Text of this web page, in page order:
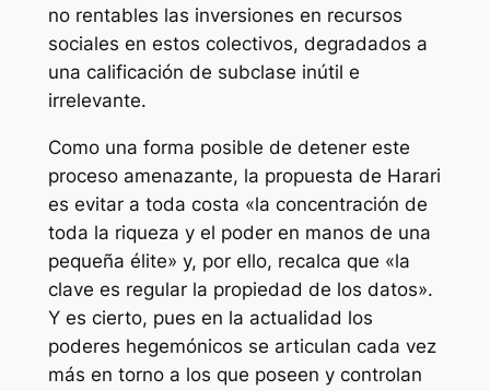
no rentables las inversiones en recursos
sociales en estos colectivos, degradados a
una calificación de subclase inútil e
irrelevante.
Como una forma posible de detener este
proceso amenazante, la propuesta de Harari
es evitar a toda costa «la concentración de
toda la riqueza y el poder en manos de una
pequeña élite» y, por ello, recalca que «la
clave es regular la propiedad de los datos».
Y es cierto, pues en la actualidad los
poderes hegemónicos se articulan cada vez
más en torno a los que poseen y controlan